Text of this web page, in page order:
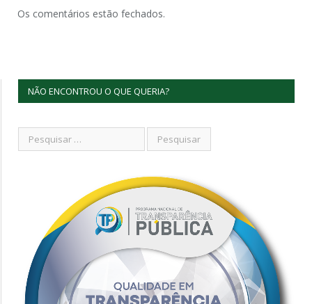
Os comentários estão fechados.
NÃO ENCONTROU O QUE QUERIA?